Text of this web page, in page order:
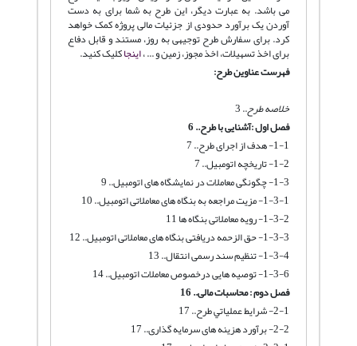
می باشد. به عبارت دیگر، این طرح به شما برای به دست
آوردن یک برآورد حدودی از جزئیات مالی پروژه کمک خواهد
کرد. برای سفارش طرح توجیهی به روز، مستند و قابل دفاع
برای اخذ تسهیلات، اخذ مجوز، زمین و ... ،اینجاکلیک کنید.
فهرست عناوین طرح:
خلاصه طرح.. 3
فصل اول :آشنایی با طرح..
6
1-1- هدف از اجرای طرح.. 7
1-2- تاریخچه اتومبیل.. 7
1-3- چگونگی معاملات در نمایشگاه های اتومبیل.. 9
1-3-1- مزیت مراجعه به بنگاه های معاملاتی اتومبیل.. 10
1-3-2- رویه معاملاتی بنگاه ها 11
1-3-3- حق الزحمه دریافتی بنگاه های معاملاتی اتومبیل.. 12
1-3-4- تنظیم سند رسمی انتقال.. 13
1-3-6- توصیه هایی درخصوص معاملات اتومبیل.. 14
فصل دوم : محاسبات مالی..
16
2-1- شرايط عملياتي طرح.. 17
2-2- برآورد هزینه های سرمایه گذاری.. 17